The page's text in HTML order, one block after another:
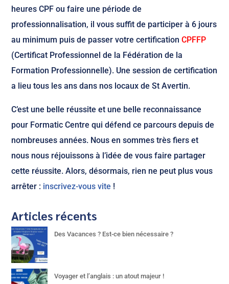
heures CPF ou faire une période de
professionnalisation, il vous suffit de participer à 6 jours
au minimum puis de passer votre certification CPFFP
(Certificat Professionnel de la Fédération de la
Formation Professionnelle). Une session de certification
a lieu tous les ans dans nos locaux de St Avertin.
C’est une belle réussite et une belle reconnaissance
pour Formatic Centre qui défend ce parcours depuis de
nombreuses années. Nous en sommes très fiers et
nous nous réjouissons à l’idée de vous faire partager
cette réussite. Alors, désormais, rien ne peut plus vous
arrêter : inscrivez-vous vite !
Articles récents
Des Vacances ? Est-ce bien nécessaire ?
Voyager et l’anglais : un atout majeur !